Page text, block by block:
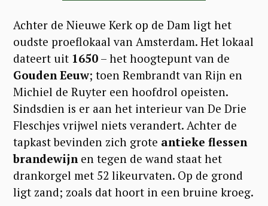
Achter de Nieuwe Kerk op de Dam ligt het
oudste proeflokaal van Amsterdam. Het lokaal
dateert uit 1650 – het hoogtepunt van de
Gouden Eeuw; toen Rembrandt van Rijn en
Michiel de Ruyter een hoofdrol opeisten.
Sindsdien is er aan het interieur van De Drie
Fleschjes vrijwel niets verandert. Achter de
tapkast bevinden zich grote antieke flessen
brandewijnen tegen de wand staat het
drankorgel met 52 likeurvaten. Op de grond
ligt zand; zoals dat hoort in een bruine kroeg.